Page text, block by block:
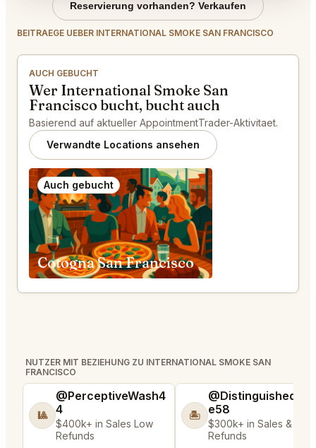
Reservierung vorhanden? Verkaufen
BEITRAEGE UEBER INTERNATIONAL SMOKE SAN FRANCISCO
AUCH GEBUCHT
Wer International Smoke San
Francisco bucht, bucht auch
Basierend auf aktueller AppointmentTrader-Aktivitaet.
Verwandte Locations ansehen
Auch gebucht
Cotogna San Francisco
NUTZER MIT BEZIEHUNG ZU INTERNATIONAL SMOKE SAN
FRANCISCO
🎱
@PerceptiveWash4
4
$400k+ in Sales Low
Refunds
🏝️
@DistinguishedTre
e58
$300k+ in Sales & Low
Refunds